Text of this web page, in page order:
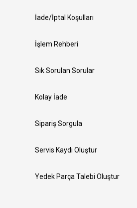
İade/İptal Koşulları
İşlem Rehberi
Sık Sorulan Sorular
Kolay İade
Sipariş Sorgula
Servis Kaydı Oluştur
Yedek Parça Talebi Oluştur